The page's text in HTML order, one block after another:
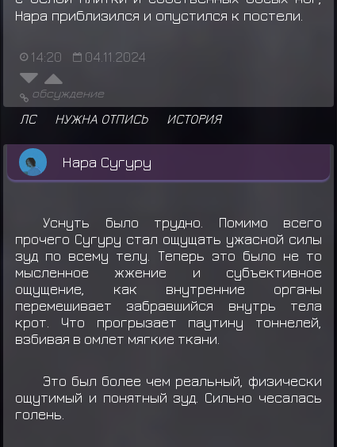
Нара приблизился и опустился к постели.
14:20 04.11.2024
обсуждение
ЛС НУЖНА ОТПИСЬ ИСТОРИЯ
Нара Сугуру
Уснуть было трудно. Помимо всего
прочего Сугуру стал ощущать ужасной силы
зуд по всему телу. Теперь это было не то
мысленное жжение и субъективное
ощущение, как внутренние органы
перемешивает забравшийся внутрь тела
крот. Что прогрызает паутину тоннелей,
взбивая в омлет мягкие ткани.
Это был более чем реальный, физически
ощутимый и понятный зуд. Сильно чесалась
голень.